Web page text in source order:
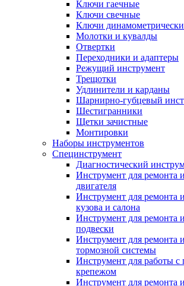
Ключи гаечные
Ключи свечные
Ключи
Молотки и кувалды
Отвертки
Переходники и адаптеры
Режущий инструмент
Трещотки
Удлинители и карданы
Шарнирно-губцевый
Шестигранники
Щетки зачистные
Монтировки
Наборы инструментов
Специнструмент
Диагностический
Инструмент для ремонта
двигателя
Инструмент для ремонта
кузова и салона
Инструмент для ремонта
подвески
Инструмент для ремонта
тормозной системы
Инструмент для работы
крепежом
Инструмент для ремонта